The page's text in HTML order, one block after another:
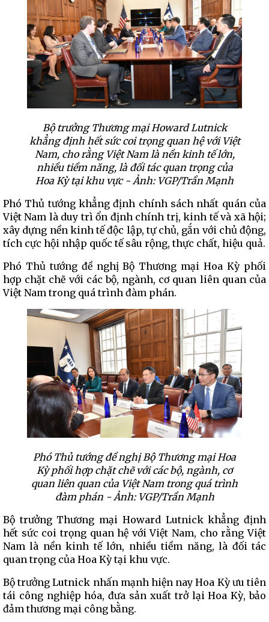
Bộ trưởng Thương mại Howard Lutnick
khẳng định hết sức coi trọng quan hệ với Việt
Nam, cho rằng Việt Nam là nền kinh tế lớn,
nhiều tiềm năng, là đối tác quan trọng của
Hoa Kỳ tại khu vực - Ảnh: VGP/Trần Mạnh
Phó Thủ tướng khẳng định chính sách nhất quán của
Việt Nam là duy trì ổn định chính trị, kinh tế và xã hội;
xây dựng nền kinh tế độc lập, tự chủ, gắn với chủ động,
tích cực hội nhập quốc tế sâu rộng, thực chất, hiệu quả.
Phó Thủ tướng đề nghị Bộ Thương mại Hoa Kỳ phối
hợp chặt chẽ với các bộ, ngành, cơ quan liên quan của
Việt Nam trong quá trình đàm phán.
Phó Thủ tướng đề nghị Bộ Thương mại Hoa
Kỳ phối hợp chặt chẽ với các bộ, ngành, cơ
quan liên quan của Việt Nam trong quá trình
đàm phán - Ảnh: VGP/Trần Mạnh
Bộ trưởng Thương mại Howard Lutnick khẳng định
hết sức coi trọng quan hệ với Việt Nam, cho rằng Việt
Nam là nền kinh tế lớn, nhiều tiềm năng, là đối tác
quan trọng của Hoa Kỳ tại khu vực.
Bộ trưởng Lutnick nhấn mạnh hiện nay Hoa Kỳ ưu tiên
tái công nghiệp hóa, đưa sản xuất trở lại Hoa Kỳ, bảo
đảm thương mại công bằng.